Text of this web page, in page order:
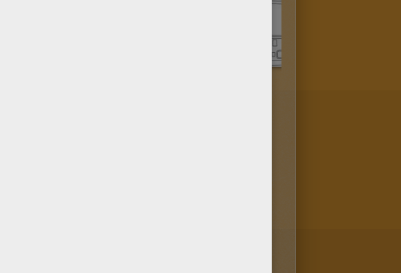
est disponible directement dans la
comme le coloriage d'une gare. Alors